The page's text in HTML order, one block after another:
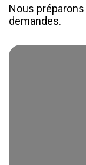
Nous
demandes.